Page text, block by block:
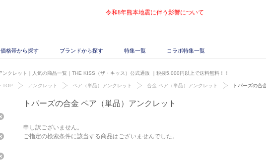
令和8年熊本地震に伴う影響について
価格帯から探す ブランドから探す 特集一覧 コラボ特集一覧
ンクレット｜人気の商品一覧｜THE KISS（ザ・キッス）公式通販 ｜税抜5,000円以上で送料無料！！
TOP アンクレット ペア（単品）アンクレット 合金 ペア（単品）アンクレット トパーズの合
トパーズの合金 ペア（単品）アンクレット
申し訳ございません。
ご指定の検索条件に該当する商品はございませんでした。